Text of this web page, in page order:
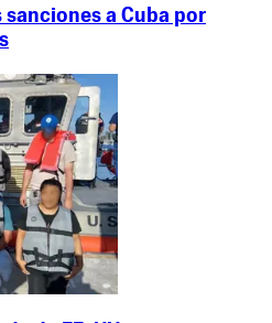
sanciones a Cuba por